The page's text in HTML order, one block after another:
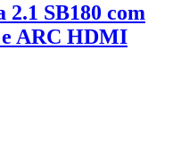
SB180 com
ARC HDMI